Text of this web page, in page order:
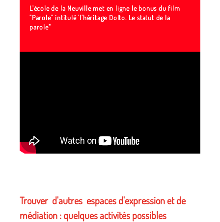
L'école de la Neuville met en ligne le bonus du film
"Parole" intitulé 'l'héritage Dolto. Le statut de la
parole"
Trouver d'autres espaces d'expression et de
médiation : quelques activités possibles